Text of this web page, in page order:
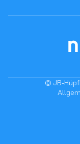
© JB-